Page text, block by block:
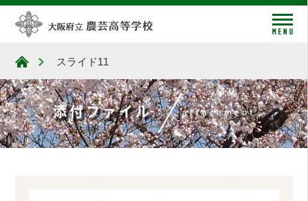
大阪府立農芸高等学校
スライド11
添付ファイル attachment